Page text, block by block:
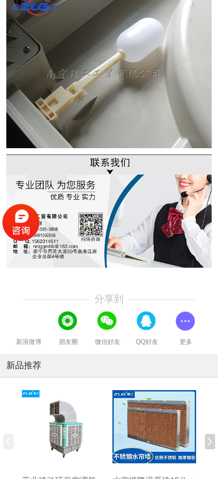
分享到
新浪微博 朋友圈 微信好友 QQ好友 更多
新品推荐